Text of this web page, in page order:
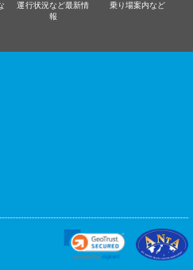
運行状況など最新情
報
乗り場案内など